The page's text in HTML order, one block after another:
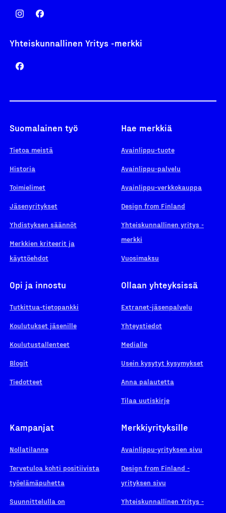
Yhteiskunnallinen Yritys -merkki
Suomalainen työ
Tietoa meistä
Historia
Toimielimet
Jäsenyritykset
Yhdistyksen säännöt
Merkkien kriteerit ja
käyttöehdot
Hae merkkiä
Avainlippu-tuote
Avainlippu-palvelu
Avainlippu-verkkokauppa
Design from Finland
Yhteiskunnallinen yritys -
merkki
Vuosimaksu
Opi ja innostu
Tutkittua-tietopankki
Koulutukset jäsenille
Koulutustallenteet
Blogit
Tiedotteet
Ollaan yhteyksissä
Extranet-jäsenpalvelu
Yhteystiedot
Medialle
Usein kysytyt kysymykset
Anna palautetta
Tilaa uutiskirje
Kampanjat
Nollatilanne
Tervetuloa kohti positiivista
työelämäpuhetta
Suunnittelulla on
Merkkiyrityksille
Avainlippu-yrityksen sivu
Design from Finland -
yrityksen sivu
Yhteiskunnallinen Yritys -